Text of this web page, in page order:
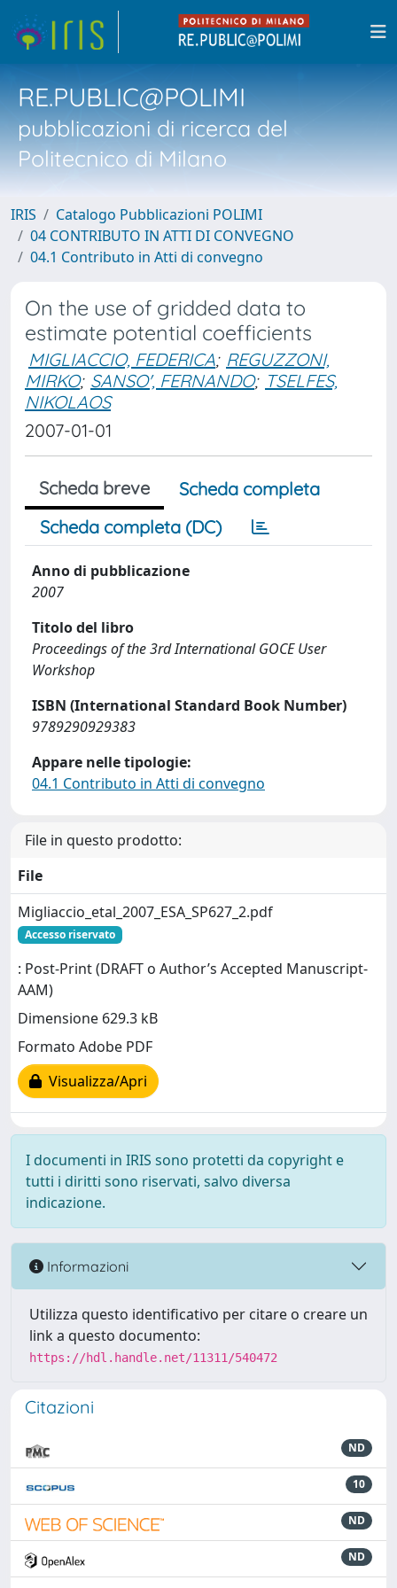
RE.PUBLIC@POLIMI
pubblicazioni di ricerca del
Politecnico di Milano
IRIS
Catalogo Pubblicazioni POLIMI
04 CONTRIBUTO IN ATTI DI CONVEGNO
04.1 Contributo in Atti di convegno
On the use of gridded data to
estimate potential coefficients
MIGLIACCIO, FEDERICA; REGUZZONI,
MIRKO; SANSO', FERNANDO; TSELFES,
NIKOLAOS
2007-01-01
Scheda breve
Scheda completa
Scheda completa (DC)
Anno di pubblicazione
2007
Titolo del libro
Proceedings of the 3rd International GOCE User
Workshop
ISBN (International Standard Book Number)
9789290929383
Appare nelle tipologie:
04.1 Contributo in Atti di convegno
File in questo prodotto:
File
Migliaccio_etal_2007_ESA_SP627_2.pdf
Accesso riservato
: Post-Print (DRAFT o Author’s Accepted Manuscript-
AAM)
Dimensione 629.3 kB
Formato Adobe PDF
Visualizza/Apri
I documenti in IRIS sono protetti da copyright e
tutti i diritti sono riservati, salvo diversa
indicazione.
Informazioni
Utilizza questo identificativo per citare o creare un
link a questo documento:
https://hdl.handle.net/11311/540472
Citazioni
ND
10
ND
ND